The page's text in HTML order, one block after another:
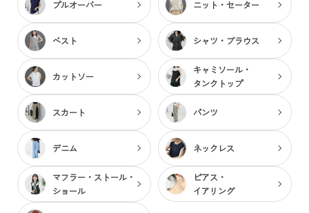
プルオーバー ニット・セーター
ベスト シャツ・ブラウス
カットソー
キャミソール・
タンクトップ
スカート パンツ
デニム ネックレス
マフラー・ストール・
ショール
ピアス・
イアリング